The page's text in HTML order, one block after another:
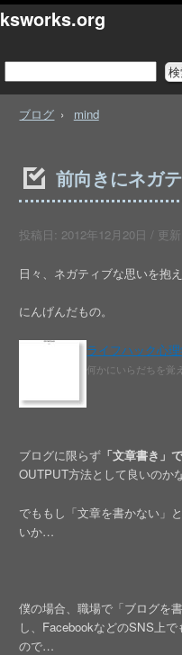
ksworks.org
ブログ mind
前向きにネガ
投稿日: 2012年12月20日 / 更
日々、ネガティブな思いを抱
にんげんだもの。
ライフハック心
何かにいらだちを覚
ブログに限らず 「文章書き」
OUTPUT方法として良いのかな
でももし「文章を書かない」
いか…
僕の場合、職場で「ブログを
し、FacebookなどのSNS上
ので…